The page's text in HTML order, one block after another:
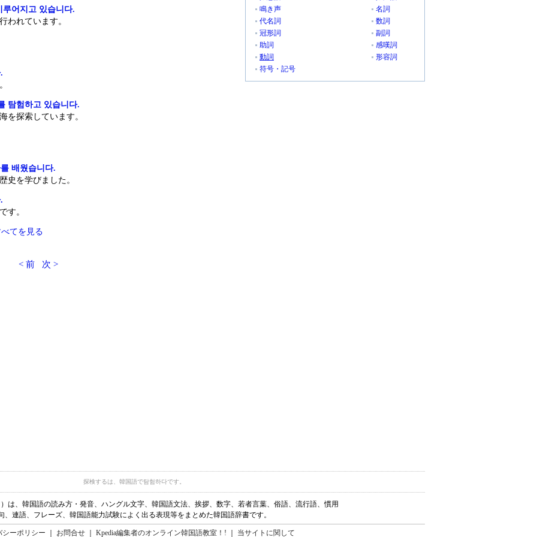
어지고 있습니다.
われています。
탐험하고 있습니다.
を探索しています。
배웠습니다.
史を学びました。
す。
てを見る
< 前 次 >
鳴き声
名詞
代名詞
数詞
冠形詞
副詞
助詞
感嘆詞
動詞
形容詞
符号・記号
探検するは、韓国語で탐험하다です。
は、韓国語の読み方・発音、ハングル文字、韓国語文法、挨拶、数字、若者言葉、俗語、流行語、慣用
、連語、フレーズ、韓国語能力試験によく出る表現等をまとめた韓国語辞書です。
シーポリシー お問合せ Kpedia編集者のオンライン韓国語教室！! 当サイトに関して